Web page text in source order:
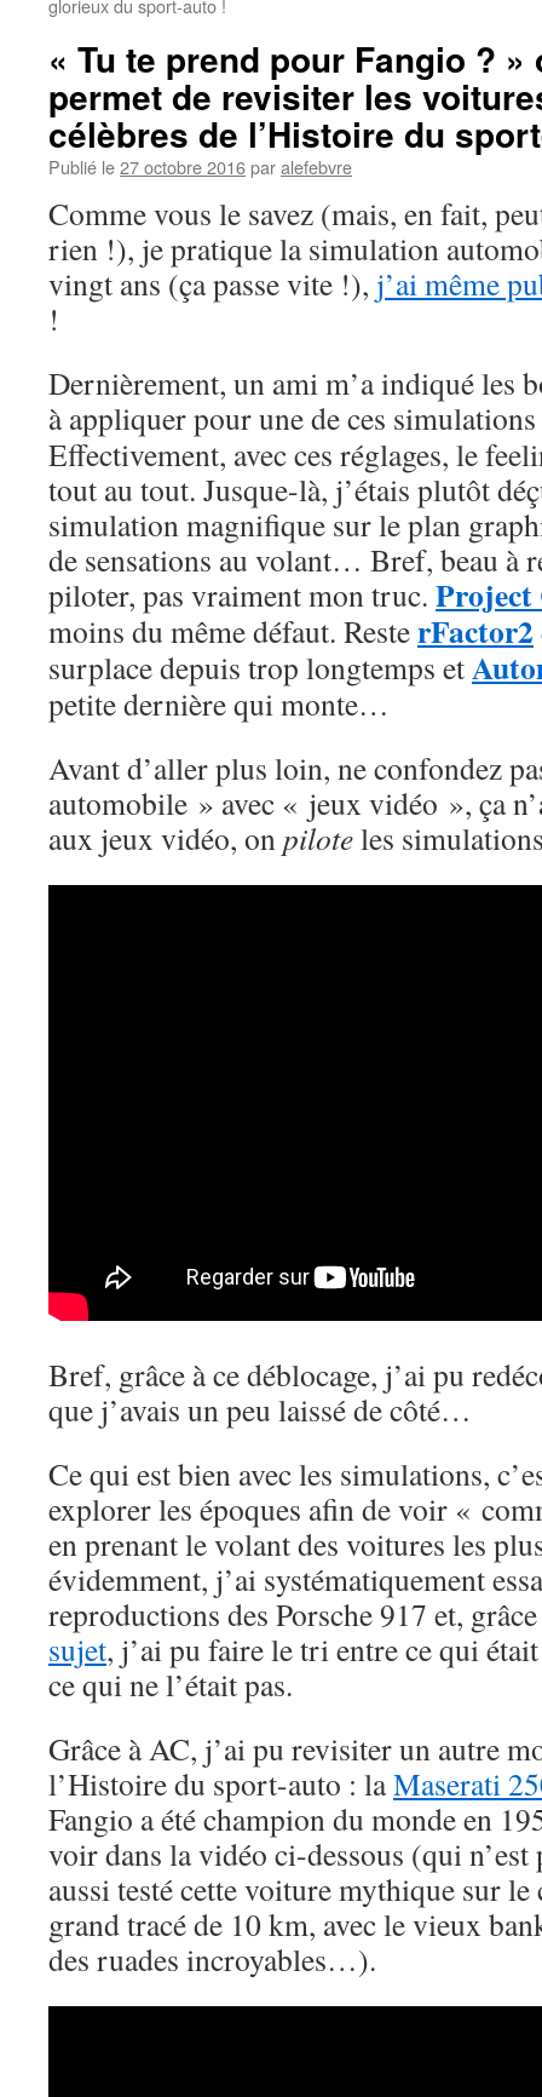
glorieux du sport-auto !
« Tu te prend pour Fangio ?
permet de revisiter les
célèbres de l’Histoire du
Publié le27 octobre 2016paralefebvre
Comme vous le savez (mais, en fait,
rien !), je pratique la simulation
vingt ans (ça passe vite !), j’ai même
!
Dernièrement, un ami m’a indiqué les
à appliquer pour une de ces
Effectivement, avec ces réglages, le
tout au tout. Jusque-là, j’étais plutôt
simulation magnifique sur le plan
de sensations au volant… Bref, beau à
piloter, pas vraiment mon truc. Project
moins du même défaut. ResterFactor2
surplace depuis trop longtemps et
petite dernière qui monte…
Avant d’aller plus loin, ne confondez
automobile » avec « jeux vidéo », ça
aux jeux vidéo, onpiloteles
Bref, grâce à ce déblocage, j’ai pu
que j’avais un peu laissé de côté…
Ce qui est bien avec les simulations,
explorer les époques afin de voir «
en prenant le volant des voitures les
évidemment, j’ai systématiquement
reproductions des Porsche 917 et,
sujet, j’ai pu faire le tri entre ce qui
ce qui ne l’était pas.
Grâce à AC, j’ai pu revisiter un autre
l’Histoire du sport-auto : laMaserati
Fangio a été champion du monde en
voir dans la vidéo ci-dessous (qui
aussi testé cette voiture mythique sur
grand tracé de 10 km, avec le vieux
des ruades incroyables…).